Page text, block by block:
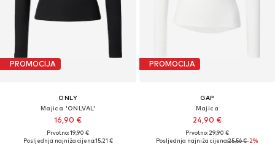
PROMOCIJA
ONLY
Majica 'ONLVAL'
16,90 €
Prvotno: 19,90 €
Posljednja najniža cijena:15,21 €
PROMOCIJA
GAP
Majica
24,90 €
Prvotno: 29,90 €
Posljednja najniža cijena:25,56 €-2%